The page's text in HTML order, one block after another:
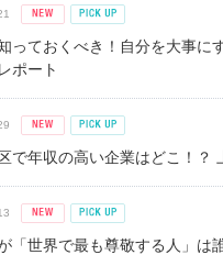
っておくべき！自分を大事に
ポート
で年収の高い企業はどこ！？
「世界で最も尊敬する人」は